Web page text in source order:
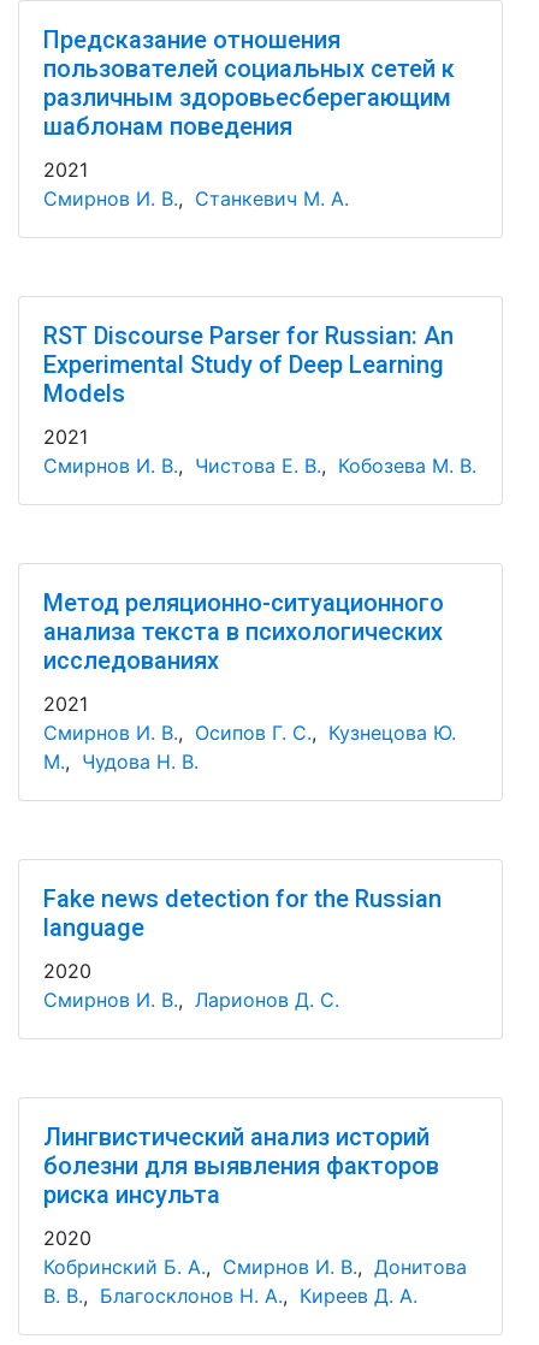
Предсказание отношения
пользователей социальных сетей к
различным здоровьесберегающим
шаблонам поведения
2021
Смирнов И. В., Станкевич М. А.
RST Discourse Parser for Russian: An
Experimental Study of Deep Learning
Models
2021
Смирнов И. В., Чистова Е. В., Кобозева М. В.
Метод реляционно-ситуационного
анализа текста в психологических
исследованиях
2021
Смирнов И. В., Осипов Г. С., Кузнецова Ю.
М., Чудова Н. В.
Fake news detection for the Russian
language
2020
Смирнов И. В., Ларионов Д. С.
Лингвистический анализ историй
болезни для выявления факторов
риска инсульта
2020
Кобринский Б. А., Смирнов И. В., Донитова
В. В., Благосклонов Н. А., Киреев Д. А.